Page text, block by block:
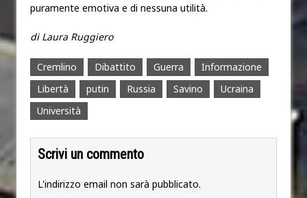
puramente emotiva e di nessuna utilità.
di Laura Ruggiero
Cremlino Dibattito Guerra
Informazione
Libertà
putin Russia Savino
Ucraina
Università
Scrivi un commento
L'indirizzo email non sarà pubblicato.